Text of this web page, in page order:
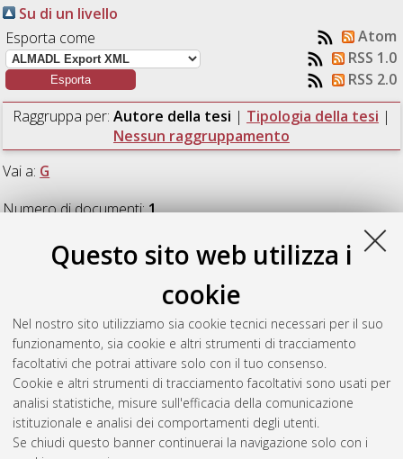
Questo sito web utilizza i
cookie
Nel nostro sito utilizziamo sia cookie tecnici necessari per il suo
funzionamento, sia cookie e altri strumenti di tracciamento
facoltativi che potrai attivare solo con il tuo consenso.
Cookie e altri strumenti di tracciamento facoltativi sono usati per
analisi statistiche, misure sull'efficacia della comunicazione
istituzionale e analisi dei comportamenti degli utenti.
Se chiudi questo banner continuerai la navigazione solo con i
Su di un livello
Esporta come
Atom
RSS 1.0
RSS 2.0
Raggruppa per: Autore della tesi | Tipologia della tesi |
Nessun raggruppamento
Vai a: G
Numero di documenti:1.
nazionali e regionali di sostenibilità verso la strategia Europa
2020.[Laurea magistrale], Università di Bologna, Corso di
Studio inScienze per l'ambiente [LM-DM270] - Ravenna
Questa lista e' stata generata ilSun Aug 9 05:13:46 2026
CEST